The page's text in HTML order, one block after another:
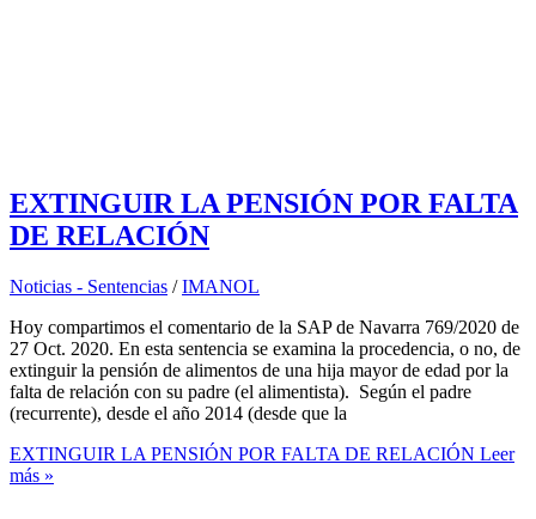
EXTINGUIR LA PENSIÓN POR FALTA
DE RELACIÓN
Noticias - Sentencias /IMANOL
Hoy compartimos el comentario de la SAP de Navarra 769/2020 de
27 Oct. 2020. En esta sentencia se examina la procedencia, o no, de
extinguir la pensión de alimentos de una hija mayor de edad por la
falta de relación con su padre (el alimentista). Según el padre
(recurrente), desde el año 2014 (desde que la
EXTINGUIR LA PENSIÓN POR FALTA DE RELACIÓN Leer
más »